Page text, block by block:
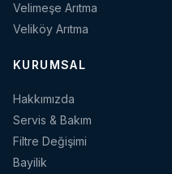
Velimeşe Arıtma
Veliköy Arıtma
KURUMSAL
Hakkımızda
Servis & Bakım
Filtre Değişimi
Bayilik